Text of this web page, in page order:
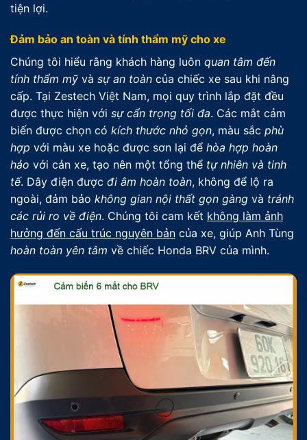
tiện lợi.
Đảm bảo an toàn và tính thẩm mỹ cho xe
Chúng tôi hiểu rằng khách hàng luôn quan tâm đến
tính thẩm mỹ và sự an toàn của chiếc xe sau khi nâng
cấp. Tại Zestech Việt Nam, mọi quy trình lắp đặt đều
được thực hiện với sự cẩn trọng tối đa. Các mắt cảm
biến được chọn có kích thước nhỏ gọn, màu sắc phù
hợp với màu xe hoặc được sơn lại để hòa hợp hoàn
hảo với cản xe, tạo nên một tổng thể tự nhiên và tinh
tế. Dây điện được đi âm hoàn toàn, không để lộ ra
ngoài, đảm bảo không gian nội thất gọn gàng và tránh
các rủi ro về điện. Chúng tôi cam kết không làm ảnh
hưởng đến cấu trúc nguyên bản của xe, giúp Anh Tùng
hoàn toàn yên tâm về chiếc Honda BRV của mình.